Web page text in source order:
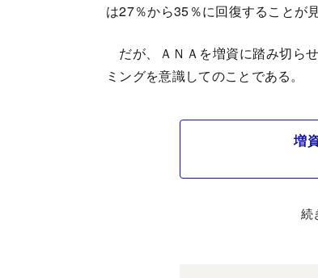
は27％から35％に回復することが
だが、ＡＮＡを増資に踏み切ら
ミングを意識してのことである。
増
続